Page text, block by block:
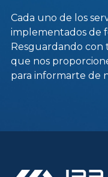
Cada uno de los
implementados de
Resguardando con
que nos
para informarte de